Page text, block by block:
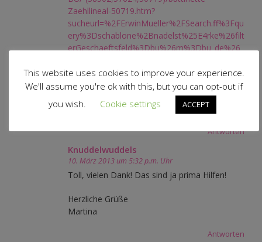
Zaehllineal-50719.htm?
sucheurl=%2FErwinMueller%2FSearch.ff%3Fqu
ery%3Dschablone%2Bnadelst%25E4rke%26filt
erGeschaeftsfeld%3Dbu%26m%3Dbu_de%26
Es gibt aber auch Schablonen, die eine andere
Form haben (ich z.B. habe eine Eule, die war
mal bei einer Zeitschrift dabei).
Antworten
Knuddelwuddels
10. März 2013 um 5:32 p.m. Uhr
Toll, vielen Dank! Das sind ja prima Hilfen!
Herzliche Grüße
Martina
Antworten
This website uses cookies to improve your experience.
We'll assume you're ok with this, but you can opt-out if
you wish.
Cookie settings ACCEPT